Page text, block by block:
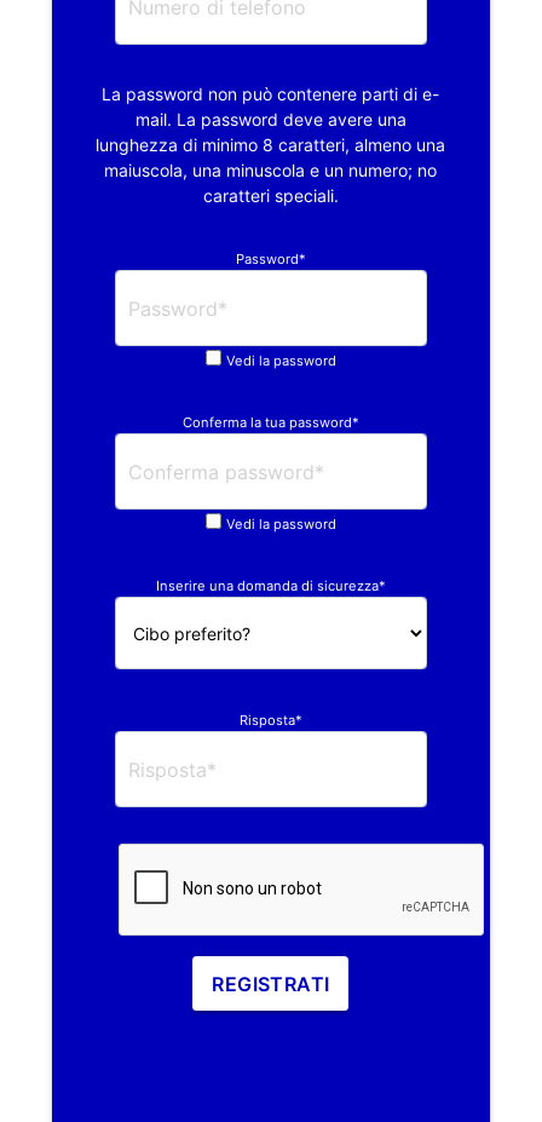
La password non può contenere parti di e-
mail. La password deve avere una
lunghezza di minimo 8 caratteri, almeno una
maiuscola, una minuscola e un numero; no
caratteri speciali.
Password*
Vedi la password
Conferma la tua password*
Vedi la password
Inserire una domanda di sicurezza*
Risposta*
REGISTRATI